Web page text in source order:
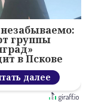
группы
в Пскове
далее